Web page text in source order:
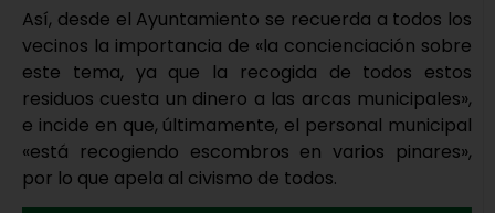
Así, desde el Ayuntamiento se recuerda a todos los
vecinos la importancia de «la concienciación sobre
este tema, ya que la recogida de todos estos
residuos cuesta un dinero a las arcas municipales»,
e incide en que, últimamente, el personal municipal
«está recogiendo escombros en varios pinares»,
por lo que apela al civismo de todos.